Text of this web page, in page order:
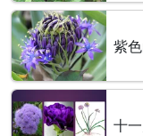
紫
十